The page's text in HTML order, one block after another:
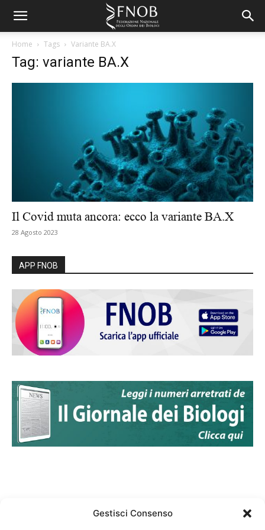
Gestisci Consenso
Home Tags Variante BA.X
Tag: variante BA.X
Il Covid muta ancora: ecco la variante BA.X
28 Agosto 2023
APP FNOB